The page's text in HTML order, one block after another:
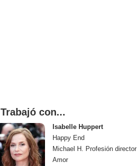
Trabajó con...
Isabelle Huppert
Happy End
Michael H. Profesión director
Amor